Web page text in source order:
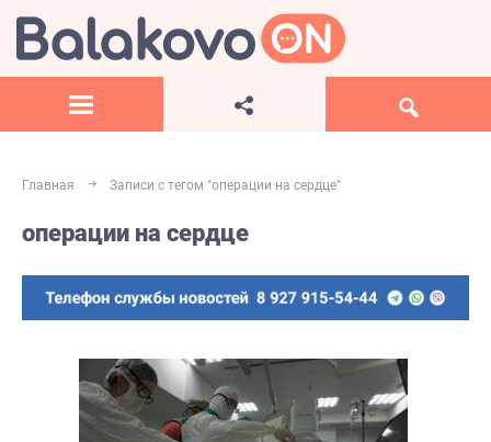
Главная Записи с тегом "операции на сердце"
операции на сердце